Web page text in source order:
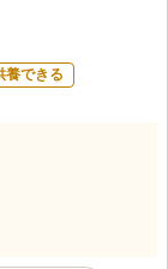
養できる